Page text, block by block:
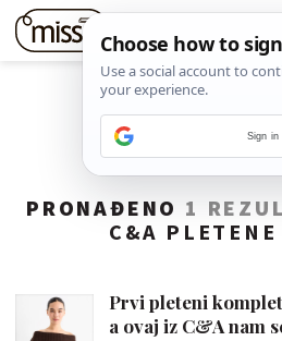
PRONAĐENO 1
C&A PLETENE
Prvi pleteni
a ovaj iz C&A nam
Sign in